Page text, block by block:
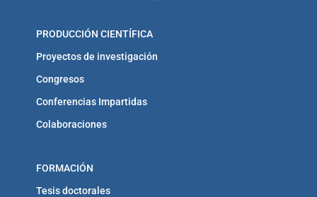
PRODUCCIÓN CIENTÍFICA
Proyectos de investigación
Congresos
Conferencias Impartidas
Colaboraciones
FORMACIÓN
Tesis doctorales